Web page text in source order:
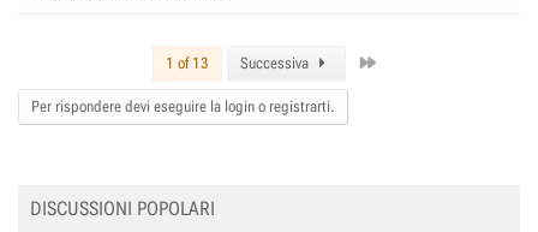
1 of 13 Successiva
Per rispondere devi eseguire la login o registrarti.
DISCUSSIONI POPOLARI